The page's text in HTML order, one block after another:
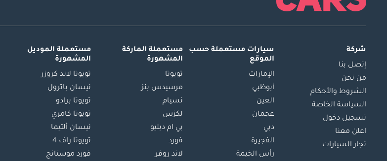
شركة
إتصل بنا
من نحن
الشروط والأحكام
السياسة الخاصة
تسجيل دخول
اعلن معنا
تجار السيارات
سيارات مستعملة حسب
الموقع
الإمارات
أبوظبي
العين
عجمان
دبي
الفجيرة
رأس الخيمة
مستعملة الماركة
المشهورة
تويوتا
مرسيدس بنز
نسيام
لكزس
بي ام دبليو
فورد
لاند روفر
مستعملة الموديل
المشهورة
تويوتا لاند كروزر
نيسان باترول
تويوتا برادو
تويوتا كامري
نيسان ألتيما
تويوتا راف 4
فورد موستانج